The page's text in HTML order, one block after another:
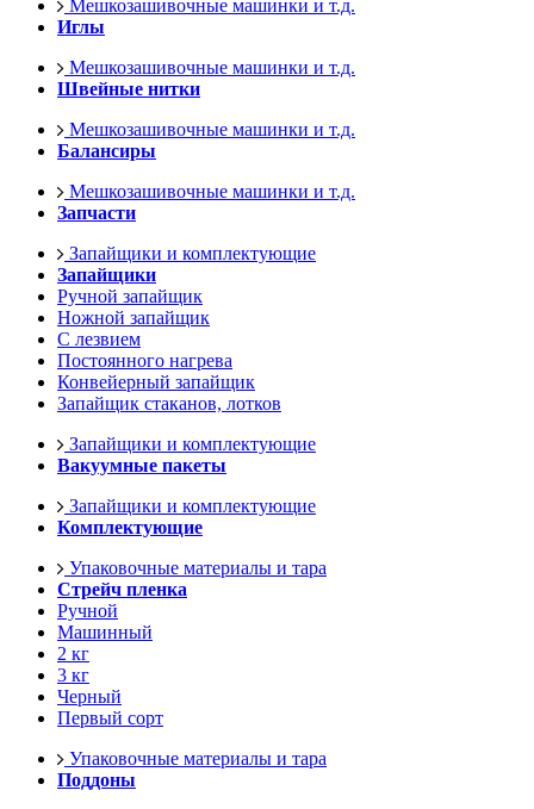
Мешкозашивочные машинки и т.д.
Иглы
Мешкозашивочные машинки и т.д.
Швейные нитки
Мешкозашивочные машинки и т.д.
Балансиры
Мешкозашивочные машинки и т.д.
Запчасти
Запайщики и комплектующие
Запайщики
Ручной запайщик
Ножной запайщик
С лезвием
Постоянного нагрева
Конвейерный запайщик
Запайщик стаканов, лотков
Запайщики и комплектующие
Вакуумные пакеты
Запайщики и комплектующие
Комплектующие
Упаковочные материалы и тара
Стрейч пленка
Ручной
Машинный
2 кг
3 кг
Черный
Первый сорт
Упаковочные материалы и тара
Поддоны